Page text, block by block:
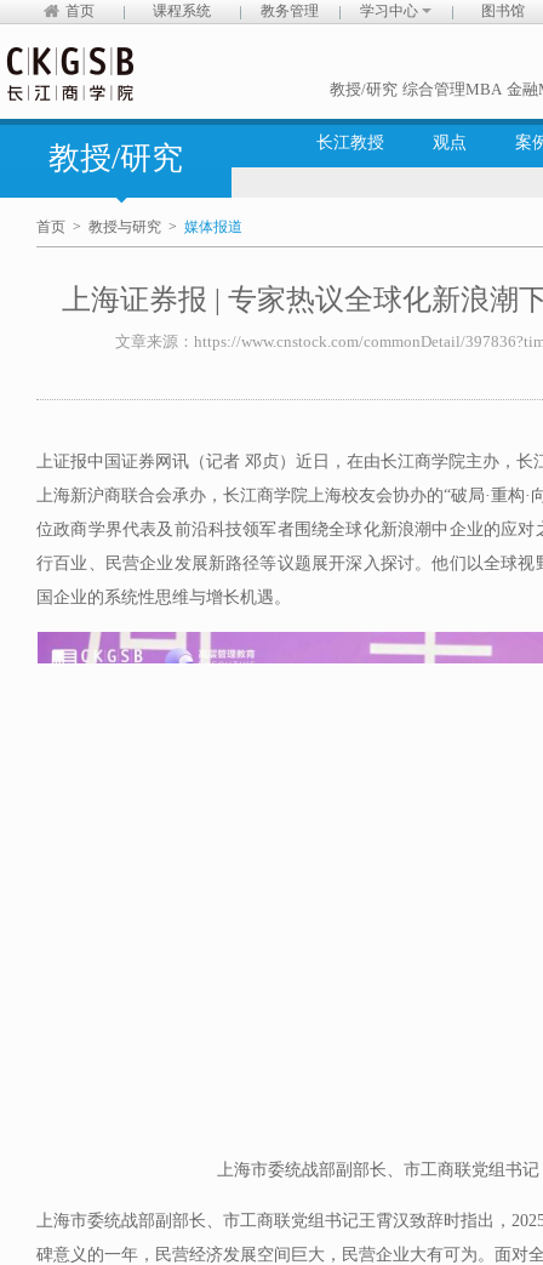
首页 课程系统 教务管理 学习中心 图书馆
教授/研究 综合管理MBA 金融
教授/研究 长江教授 观点 案
首页 > 教授与研究 > 媒体报道
上海证券报 | 专家热议全球化新浪潮
文章来源：https://www.cnstock.com/commonDetail/
上证报中国证券网讯（记者 邓贞）近日，在由长江商学院主办，长
上海新沪商联合会承办，长江商学院上海校友会协办的“破局·重构·
位政商学界代表及前沿科技领军者围绕全球化新浪潮中企业的应
行百业、民营企业发展新路径等议题展开深入探讨。他们以全球
国企业的系统性思维与增长机遇。
上海市委统战部副部长、市工商联党组书
上海市委统战部副部长、市工商联党组书记王霄汉致辞时指出，
碑意义的一年，民营经济发展空间巨大，民营企业大有可为。面对